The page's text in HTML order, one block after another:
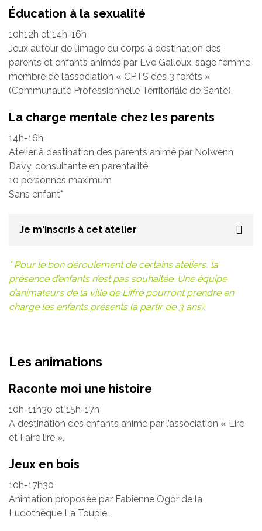
Éducation à la sexualité
10h12h et 14h-16h
Jeux autour de l’image du corps à destination des
parents et enfants animés par Eve Galloux, sage femme
membre de l’association « CPTS des 3 forêts »
(Communauté Professionnelle Territoriale de Santé).
La charge mentale chez les parents
14h-16h
Atelier à destination des parents animé par Nolwenn
Davy, consultante en parentalité
10 personnes maximum
Sans enfant*
Je m'inscris à cet atelier
* Pour le bon déroulement de certains ateliers, la
présence d’enfants n’est pas souhaitée. Une équipe
d’animateurs de la ville de Liffré pourront prendre en
charge les enfants présents (à partir de 3 ans).
Les animations
Raconte moi une histoire
10h-11h30 et 15h-17h
A destination des enfants animé par l’association « Lire
et Faire lire ».
Jeux en bois
10h-17h30
Animation proposée par Fabienne Ogor de la
Ludothèque La Toupie.